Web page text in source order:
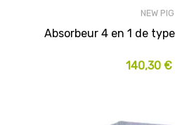
NEW PIG
Absorbeur 4 en 1 de
140,30 €